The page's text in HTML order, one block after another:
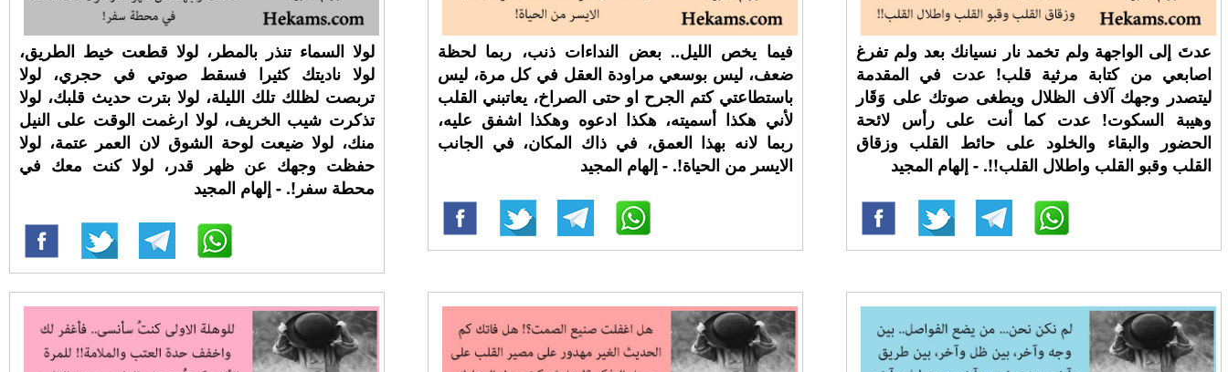
لولا السماء تنذر بالمطر، لولا قطعت خيط الطريق،
لولا ناديتك كثيرا فسقط صوتي في حجري، لولا
تربصت لظلك تلك الليلة، لولا بترت حديث قلبك، لولا
تذكرت شيب الخريف، لولا ارغمت الوقت على النيل
منك، لولا ضيعت لوحة الشوق لان العمر عتمة، لولا
حفظت وجهك عن ظهر قدر، لولا كنت معك في
محطة سفر!. - إلهام المجيد
فيما يخص الليل.. بعض النداءات ذنب، ربما لحظة
ضعف، ليس بوسعي مراودة العقل في كل مرة، ليس
باستطاعتي كتم الجرح او حتى الصراخ، يعاتبني القلب
لأني هكذا أسميته، هكذا ادعوه وهكذا اشفق عليه،
ربما لانه بهذا العمق، في ذاك المكان، في الجانب
الايسر من الحياة!. - إلهام المجيد
عدتَ إلى الواجهة ولم تخمد نار نسيانك بعد ولم تفرغ
اصابعي من كتابة مرثية قلب! عدت في المقدمة
ليتصدر وجهك آلاف الظلال ويطغى صوتك على وَقَار
وهيبة السكوت! عدت كما أنت على رأس لائحة
الحضور والبقاء والخلود على حائط القلب وزقاق
القلب وقبو القلب واطلال القلب!!. - إلهام المجيد